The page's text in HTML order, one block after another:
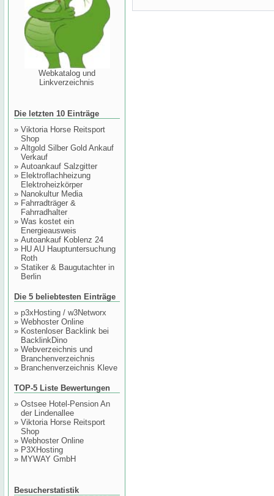
Webkatalog und
Linkverzeichnis
Die letzten 10 Einträge
» Viktoria Horse Reitsport
Shop
» Altgold Silber Gold Ankauf
Verkauf
» Autoankauf Salzgitter
» Elektroflachheizung
Elektroheizkörper
» Nanokultur Media
» Fahrradträger &
Fahrradhalter
» Was kostet ein
Energieausweis
» Autoankauf Koblenz 24
» HU AU Hauptuntersuchung
Roth
» Statiker & Baugutachter in
Berlin
Die 5 beliebtesten Einträge
» p3xHosting / w3Networx
» Webhoster Online
» Kostenloser Backlink bei
BacklinkDino
» Webverzeichnis und
Branchenverzeichnis
» Branchenverzeichnis Kleve
TOP-5 Liste Bewertungen
» Ostsee Hotel-Pension An
der Lindenallee
» Viktoria Horse Reitsport
Shop
» Webhoster Online
» P3XHosting
» MYWAY GmbH
Besucherstatistik